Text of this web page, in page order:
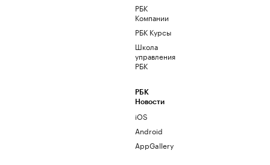
РБК
Компании
РБК Курсы
Школа
управления
РБК
РБК
Новости
iOS
Android
AppGallery